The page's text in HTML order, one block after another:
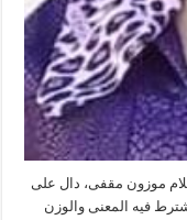
موزون مقفى، دال على
فيه المعنى والوزن